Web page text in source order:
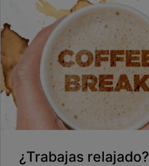
¿Trabajas relajado?